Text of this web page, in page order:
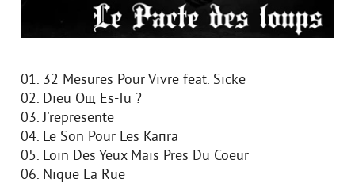
01. 32 Mesures Pour Vivre feat. Sicke
02. Dieu Oщ Es-Tu ?
03. J'represente
04. Le Son Pour Les Kaпra
05. Loin Des Yeux Mais Pres Du Coeur
06. Nique La Rue